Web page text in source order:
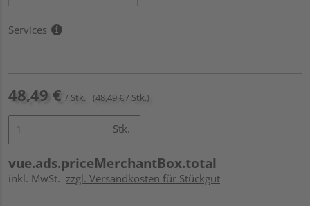
Services
48,49 € / Stk. (48,49 € / Stk.)
Stk.
vue.ads.priceMerchantBox.total
inkl. MwSt. zzgl. Versandkosten für Stückgut